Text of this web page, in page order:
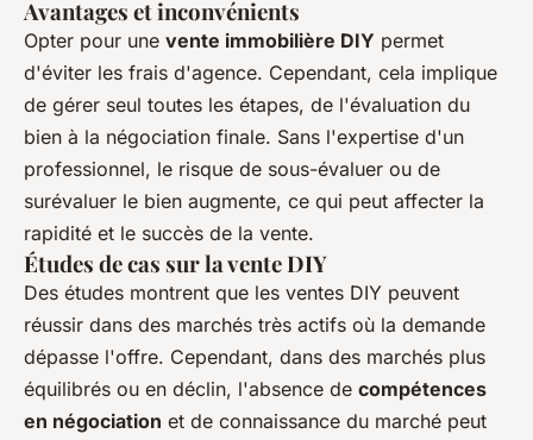
Avantages et inconvénients
Opter pour une vente immobilière DIY permet
d'éviter les frais d'agence. Cependant, cela implique
de gérer seul toutes les étapes, de l'évaluation du
bien à la négociation finale. Sans l'expertise d'un
professionnel, le risque de sous-évaluer ou de
surévaluer le bien augmente, ce qui peut affecter la
rapidité et le succès de la vente.
Études de cas sur la vente DIY
Des études montrent que les ventes DIY peuvent
réussir dans des marchés très actifs où la demande
dépasse l'offre. Cependant, dans des marchés plus
équilibrés ou en déclin, l'absence de compétences
en négociation et de connaissance du marché peut